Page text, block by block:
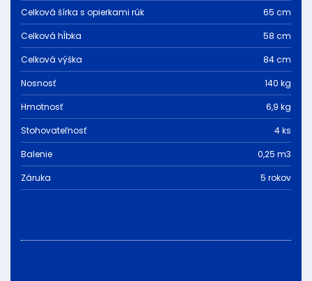
Celková šírka s opierkami rúk
65 cm
Celková hĺbka
58 cm
Celková výška
84 cm
Nosnosť
140 kg
Hmotnosť
6,9 kg
Stohovateľnosť
4 ks
Balenie
0,25 m3
Záruka
5 rokov